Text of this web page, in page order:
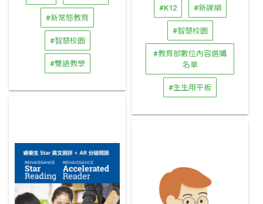
#新常態教育
#智慧校園
#雙語教學
#K12 #新課綱
#智慧校園
#教育部數位內容選購
名單
#生生用平板